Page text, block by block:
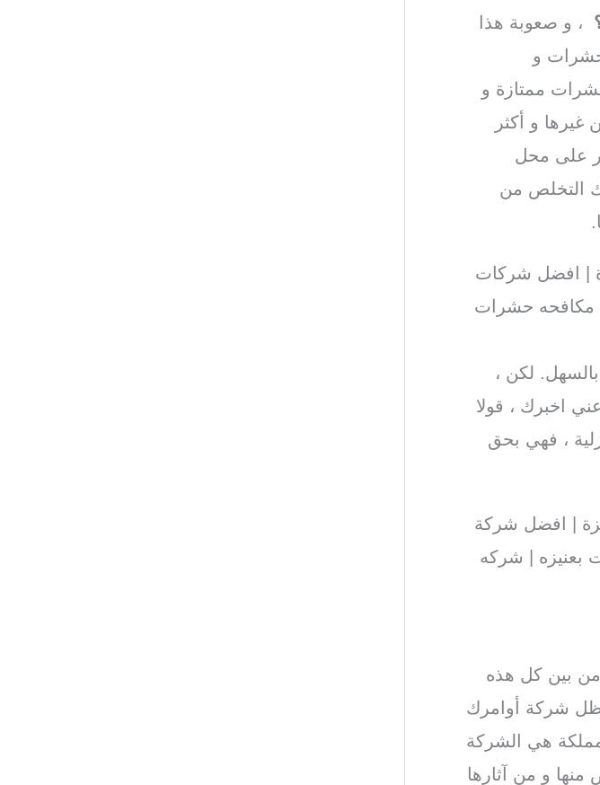
، و صعوبة هذا
و
ممتازة و
و أكثر
على محل
التخلص من
| افضل شركات
مكافحه حشرات
لكن ،
اخبرك ، قولا
، فهي بحق
| افضل شركة
بعنيزه | شركه
بين كل هذه
شركة أوامرك
هي الشركة
و من آثارها